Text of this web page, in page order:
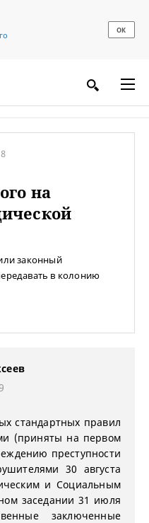
ОК
на
законный
в колонию
стандартных правил
(приняты на первом
преступности
30 августа
и Социальным
заседании 31 июля
заключенные